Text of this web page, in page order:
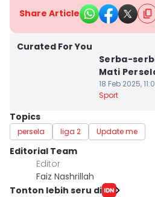
Share Article
Curated For You
Serba-
Mati
18 Feb 2025,
Sport
Topics
persela liga 2 Update me
Editorial Team
Editor
Faiz Nashrillah
Tonton lebih seru di